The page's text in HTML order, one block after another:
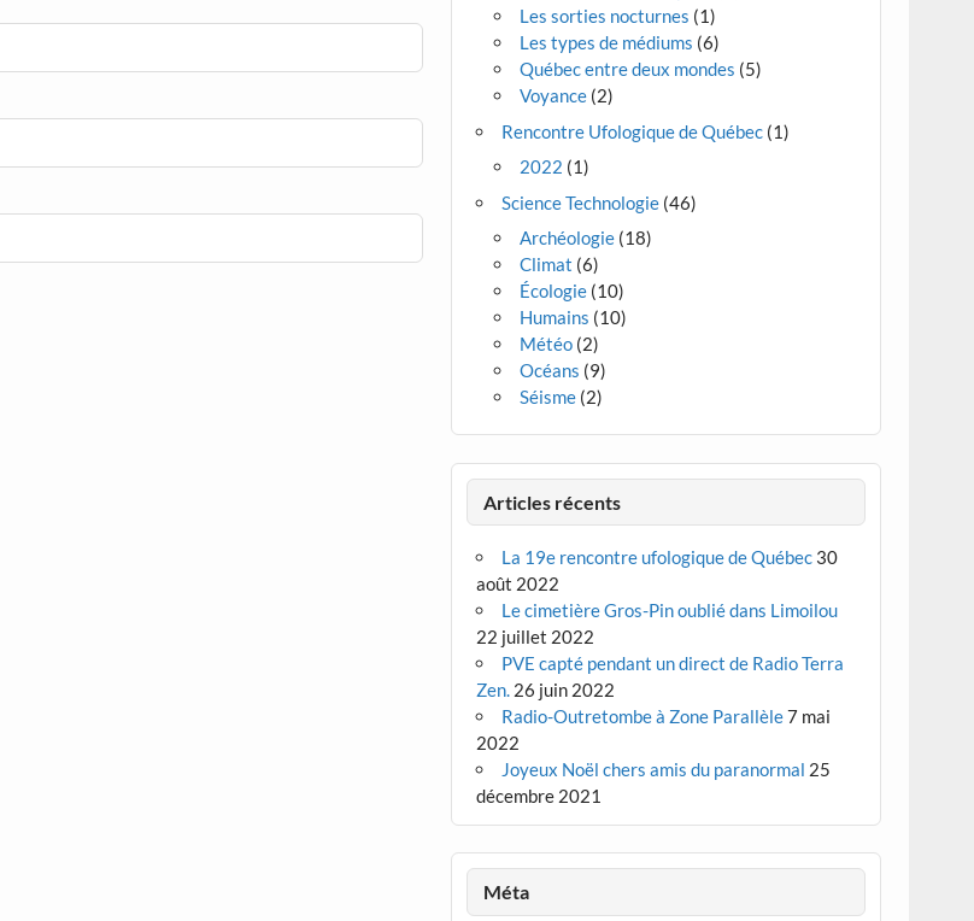
Les sorties nocturnes (1)
Les types de médiums (6)
Québec entre deux mondes (5)
Voyance (2)
Rencontre Ufologique de Québec (1)
2022 (1)
Science Technologie (46)
Archéologie (18)
Climat (6)
Écologie (10)
Humains (10)
Météo (2)
Océans (9)
Séisme (2)
Articles récents
La 19e rencontre ufologique de Québec 30
août 2022
Le cimetière Gros-Pin oublié dans Limoilou
22 juillet 2022
PVE capté pendant un direct de Radio Terra
Zen. 26 juin 2022
Radio-Outretombe à Zone Parallèle7 mai
2022
Joyeux Noël chers amis du paranormal 25
décembre 2021
Méta